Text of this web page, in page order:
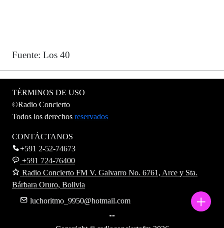
+
Fuente: Los 40
TÉRMINOS DE USO
©Radio Concierto
Todos los derechos reservados
CONTÁCTANOS
+591 2-52-74673
+591 724-76400
Radio Concierto FM V. Galvarro No. 6761, Arce y Sta.
Bárbara Oruro, Bolivia
luchoritmo_9950@hotmail.com